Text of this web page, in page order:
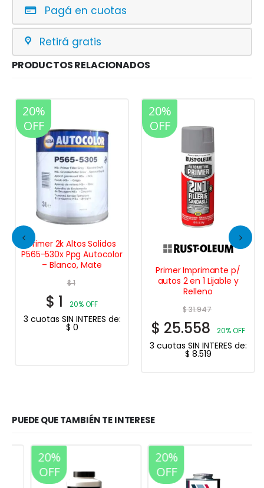
Pagá en cuotas
Retirá gratis
PRODUCTOS RELACIONADOS
20%
OFF
Primer 2k Altos Solidos
P565-530x Ppg Autocolor
– Blanco, Mate
$1
$ 1 20% OFF
3 cuotas SIN INTERES de:
$ 0
20%
OFF
Primer Imprimante p/
autos 2 en 1 Lijable y
Relleno
$31.947
$ 25.558 20% OFF
3 cuotas SIN INTERES de:
$ 8.519
PUEDE QUE TAMBIÉN TE INTERESE
20%
OFF
20%
OFF